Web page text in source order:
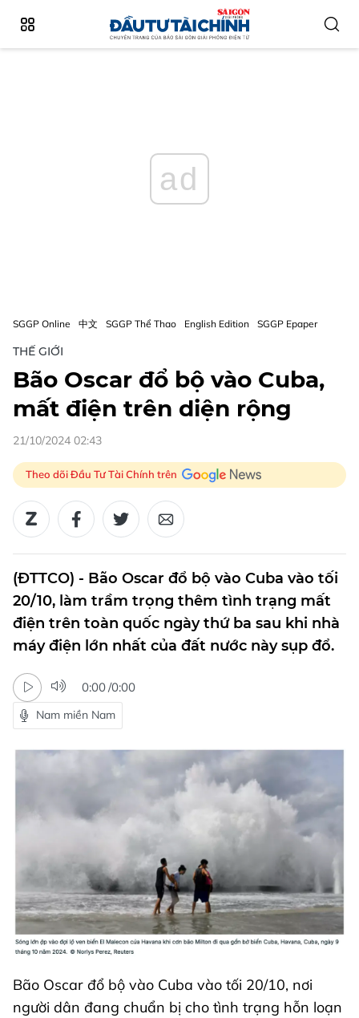
ad
SGGP Online 中文 SGGP Thể Thao English Edition SGGP Epaper
THẾ GIỚI
Bão Oscar đổ bộ vào Cuba,
mất điện trên diện rộng
21/10/2024 02:43
Theo dõi Đầu Tư Tài Chính trên
(ĐTTCO) - Bão Oscar đổ bộ vào Cuba vào tối
20/10, làm trầm trọng thêm tình trạng mất
điện trên toàn quốc ngày thứ ba sau khi nhà
máy điện lớn nhất của đất nước này sụp đổ.
0:00/0:00
Nam miền Nam
Bão Oscar đổ bộ vào Cuba vào tối 20/10, nơi
người dân đang chuẩn bị cho tình trạng hỗn loạn